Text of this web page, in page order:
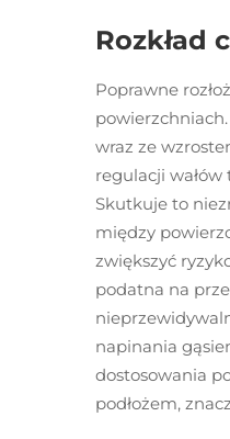
Rozkład
Poprawne
wraz ze
regulacji
Skutkuje to
między
zwiększyć
podatna na
napinania
dostosowania
podłożem,